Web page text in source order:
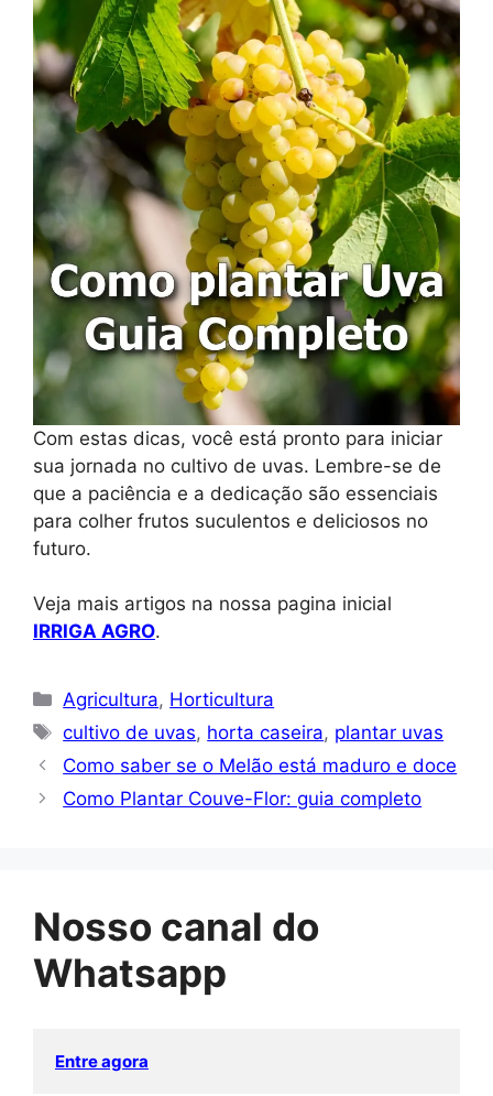
Com estas dicas, você está pronto para iniciar
sua jornada no cultivo de uvas. Lembre-se de
que a paciência e a dedicação são essenciais
para colher frutos suculentos e deliciosos no
futuro.
Veja mais artigos na nossa pagina inicial
IRRIGA AGRO.
Categorias
Agricultura, Horticultura
Tags
cultivo de uvas, horta caseira, plantar uvas
Como saber se o Melão está maduro e doce
Como Plantar Couve-Flor: guia completo
Nosso canal do
Whatsapp
Entre agora